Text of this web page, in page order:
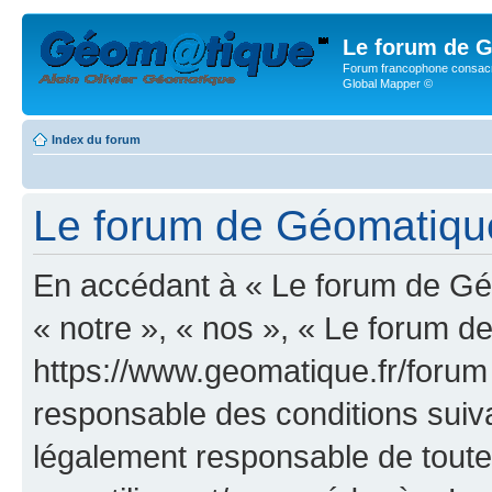
Le forum de
Forum francophone
Global Mapper ©
Index du forum
Le forum de
En accédant à « Le forum de
« notre », « nos », « Le forum
https://www.geomatique.fr/
responsable des conditions
légalement responsable de